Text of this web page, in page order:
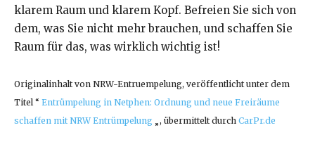
klarem Raum und klarem Kopf. Befreien Sie sich von
dem, was Sie nicht mehr brauchen, und schaffen Sie
Raum für das, was wirklich wichtig ist!
Originalinhalt von NRW-Entruempelung, veröffentlicht unter dem
Titel “ Entrümpelung in Netphen: Ordnung und neue Freiräume
schaffen mit NRW Entrümpelung „, übermittelt durch CarPr.de